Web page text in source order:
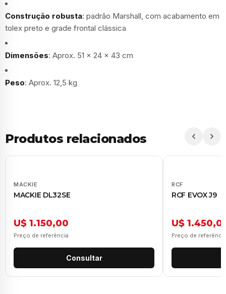
Construção robusta: padrão Marshall, com acabamento em
tolex preto e grade frontal clássica
Dimensões: Aprox. 51 x 24 x 43 cm
Peso: Aprox. 12,5 kg
Produtos relacionados
MACKIE
MACKIE DL32SE
U$ 1.150,00
Preço de referência
Consultar
RCF
RCF EVOX J9
U$
Preço de referência